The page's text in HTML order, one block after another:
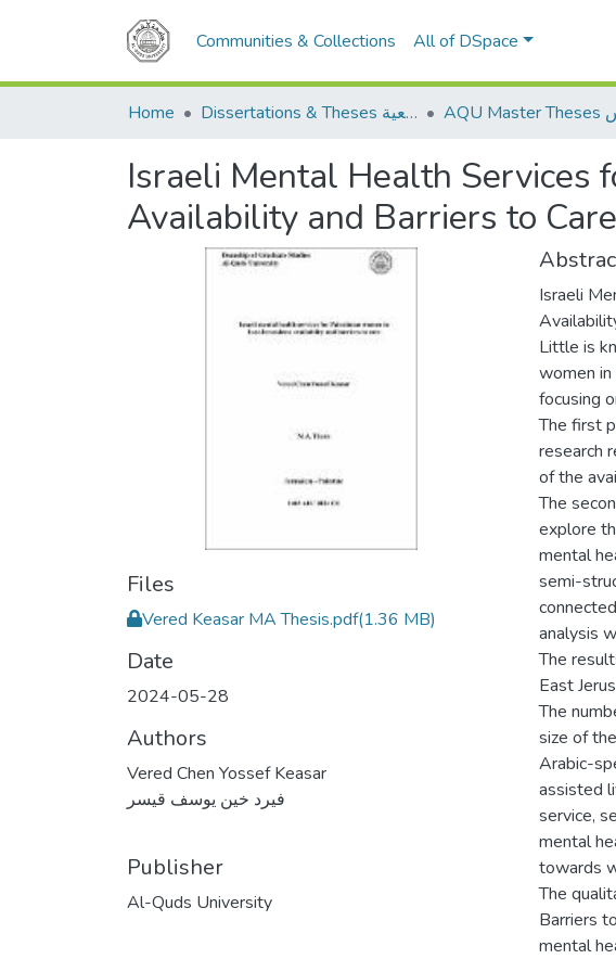
Communities & Collections All of DSpace
Home Dissertations & Theses الرسائل الجامعية
Israeli Mental Health Services
Availability and Barriers to Care
Files
Vered Keasar MA Thesis.pdf(1.36 MB)
Date
2024-05-28
Authors
Vered Chen Yossef Keasar
فيرد خين يوسف قيسر
Publisher
Al-Quds University
Israeli
Little is
women in
focusing
The first
research
of the
The
explore
mental
semi-
analysis
The
East
The
size of
Arabic-
assisted
service,
mental
towards
The
Barriers
mental